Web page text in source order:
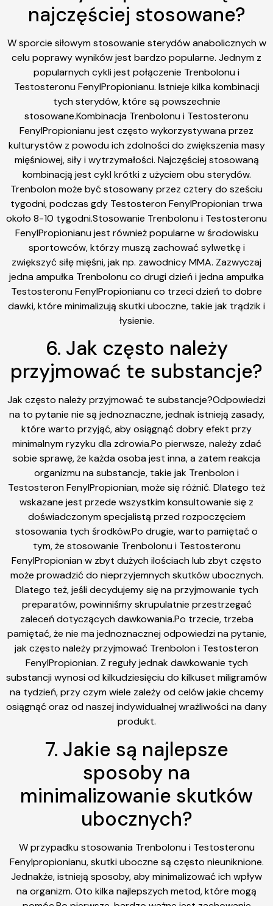
najczęściej stosowane?
W sporcie siłowym stosowanie sterydów anabolicznych w
celu poprawy wyników jest bardzo popularne. Jednym z
popularnych cykli jest połączenie Trenbolonu i
Testosteronu FenylPropionianu. Istnieje kilka kombinacji
tych sterydów, które są powszechnie
stosowane.Kombinacja Trenbolonu i Testosteronu
FenylPropionianu jest często wykorzystywana przez
kulturystów z powodu ich zdolności do zwiększenia masy
mięśniowej, siły i wytrzymałości. Najczęściej stosowaną
kombinacją jest cykl krótki z użyciem obu sterydów.
Trenbolon może być stosowany przez cztery do sześciu
tygodni, podczas gdy Testosteron FenylPropionian trwa
około 8-10 tygodni.Stosowanie Trenbolonu i Testosteronu
FenylPropionianu jest również popularne w środowisku
sportowców, którzy muszą zachować sylwetkę i
zwiększyć siłę mięśni, jak np. zawodnicy MMA. Zazwyczaj
jedna ampułka Trenbolonu co drugi dzień i jedna ampułka
Testosteronu FenylPropionianu co trzeci dzień to dobre
dawki, które minimalizują skutki uboczne, takie jak trądzik i
łysienie.
6. Jak często należy
przyjmować te substancje?
Jak często należy przyjmować te substancje?Odpowiedzi
na to pytanie nie są jednoznaczne, jednak istnieją zasady,
które warto przyjąć, aby osiągnąć dobry efekt przy
minimalnym ryzyku dla zdrowia.Po pierwsze, należy zdać
sobie sprawę, że każda osoba jest inna, a zatem reakcja
organizmu na substancje, takie jak Trenbolon i
Testosteron FenylPropionian, może się różnić. Dlatego też
wskazane jest przede wszystkim konsultowanie się z
doświadczonym specjalistą przed rozpoczęciem
stosowania tych środków.Po drugie, warto pamiętać o
tym, że stosowanie Trenbolonu i Testosteronu
FenylPropionian w zbyt dużych ilościach lub zbyt często
może prowadzić do nieprzyjemnych skutków ubocznych.
Dlatego też, jeśli decydujemy się na przyjmowanie tych
preparatów, powinniśmy skrupulatnie przestrzegać
zaleceń dotyczących dawkowania.Po trzecie, trzeba
pamiętać, że nie ma jednoznacznej odpowiedzi na pytanie,
jak często należy przyjmować Trenbolon i Testosteron
FenylPropionian. Z reguły jednak dawkowanie tych
substancji wynosi od kilkudziesięciu do kilkuset miligramów
na tydzień, przy czym wiele zależy od celów jakie chcemy
osiągnąć oraz od naszej indywidualnej wrażliwości na dany
produkt.
7. Jakie są najlepsze
sposoby na
minimalizowanie skutków
ubocznych?
W przypadku stosowania Trenbolonu i Testosteronu
Fenylpropionianu, skutki uboczne są często nieuniknione.
Jednakże, istnieją sposoby, aby minimalizować ich wpływ
na organizm. Oto kilka najlepszych metod, które mogą